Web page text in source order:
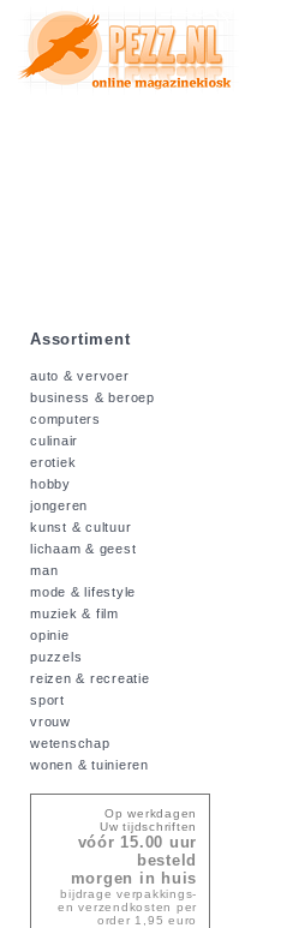
Assortiment
auto & vervoer
business & beroep
computers
culinair
erotiek
hobby
jongeren
kunst & cultuur
lichaam & geest
man
mode & lifestyle
muziek & film
opinie
puzzels
reizen & recreatie
sport
vrouw
wetenschap
wonen & tuinieren
Op werkdagen
Uw tijdschriften
vóór 15.00 uur
besteld
morgen in huis
bijdrage verpakkings-
en verzendkosten per
order 1,95 euro